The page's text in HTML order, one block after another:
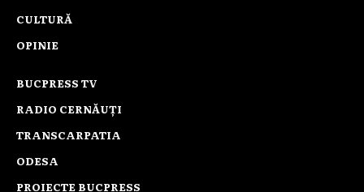
CULTURĂ
OPINIE
BUCPRESS TV
RADIO CERNĂUȚI
TRANSCARPATIA
ODESA
PROIECTE BUCPRESS